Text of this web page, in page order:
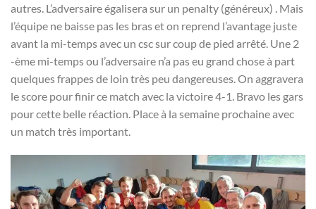
autres. L’adversaire égalisera sur un penalty (généreux) . Mais
l’équipe ne baisse pas les bras et on reprend l’avantage juste
avant la mi-temps avec un csc sur coup de pied arrêté. Une 2
-ème mi-temps ou l’adversaire n’a pas eu grand chose à part
quelques frappes de loin très peu dangereuses. On aggravera
le score pour finir ce match avec la victoire 4-1. Bravo les gars
pour cette belle réaction. Place à la semaine prochaine avec
un match très important.